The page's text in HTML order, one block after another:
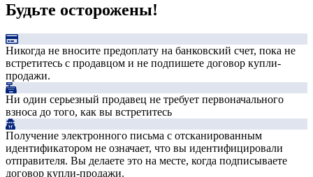
Будьте осторожены!
Никогда не вносите предоплату на банковский счет, пока не
встретитесь с продавцом и не подпишете договор купли-
продажи.
Ни один серьезный продавец не требует первоначального
взноса до того, как вы встретитесь
Получение электронного письма с отсканированным
идентификатором не означает, что вы идентифицировали
отправителя. Вы делаете это на месте, когда подписываете
договор купли-продажи.